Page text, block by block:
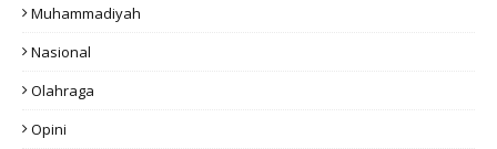
Muhammadiyah
Nasional
Olahraga
Opini